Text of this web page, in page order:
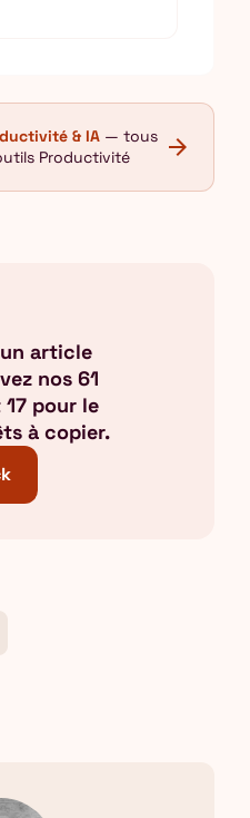
& IA — tous
Productivité
arrow_forward
article
nos 61
pour le
à copier.